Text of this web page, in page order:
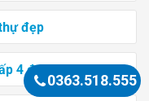
đẹp
4 đẹp
0363.518.555